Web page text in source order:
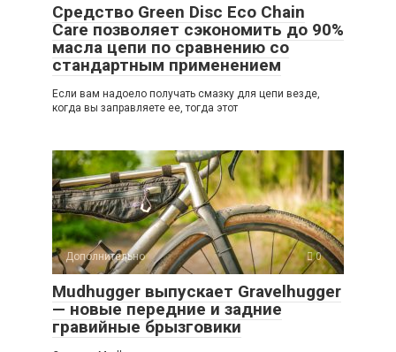
Средство Green Disc Eco Chain
Care позволяет сэкономить до 90%
масла цепи по сравнению со
стандартным применением
Если вам надоело получать смазку для цепи везде,
когда вы заправляете ее, тогда этот
Дополнительно 0
Mudhugger выпускает Gravelhugger
— новые передние и задние
гравийные брызговики